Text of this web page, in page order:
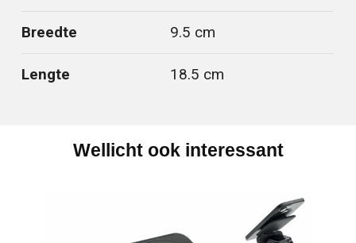
Breedte 9.5 cm
Lengte 18.5 cm
Wellicht ook interessant